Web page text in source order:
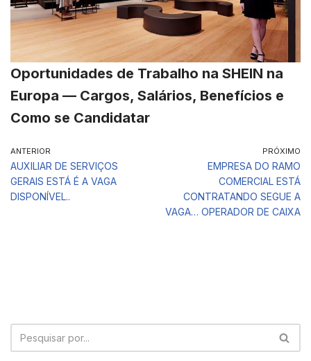
Oportunidades de Trabalho na SHEIN na
Europa — Cargos, Salários, Benefícios e
Como se Candidatar
ANTERIOR
AUXILIAR DE SERVIÇOS
GERAIS ESTÁ É A VAGA
DISPONÍVEL..
PRÓXIMO
EMPRESA DO RAMO
COMERCIAL ESTÁ
CONTRATANDO SEGUE A
VAGA… OPERADOR DE CAIXA